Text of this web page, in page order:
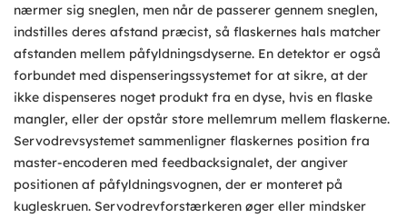
nærmer sig sneglen, men når de passerer gennem sneglen,
indstilles deres afstand præcist, så flaskernes hals matcher
afstanden mellem påfyldningsdyserne. En detektor er også
forbundet med dispenseringssystemet for at sikre, at der
ikke dispenseres noget produkt fra en dyse, hvis en flaske
mangler, eller der opstår store mellemrum mellem flaskerne.
Servodrevsystemet sammenligner flaskernes position fra
master-encoderen med feedbacksignalet, der angiver
positionen af ​​påfyldningsvognen, der er monteret på
kugleskruen. Servodrevforstærkeren øger eller mindsker